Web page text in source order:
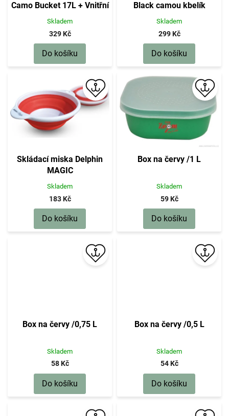
Camo Bucket 17L + Vnitřní
Vložka
Skladem
329 Kč
Do košíku
Black camou kbelík
Skladem
299 Kč
Do košíku
Skládací miska Delphin
MAGIC
Skladem
183 Kč
Do košíku
Box na červy /1 L
Skladem
59 Kč
Do košíku
Box na červy /0,75 L
Skladem
58 Kč
Do košíku
Box na červy /0,5 L
Skladem
54 Kč
Do košíku